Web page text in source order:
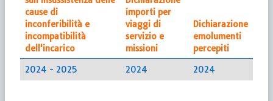
cause di
inconferibilità e
incompatibilità
dell'incarico
importi per
viaggi di
servizio e
missioni
Dichiarazione
emolumenti
percepiti
2024 - 2025 2024 2024